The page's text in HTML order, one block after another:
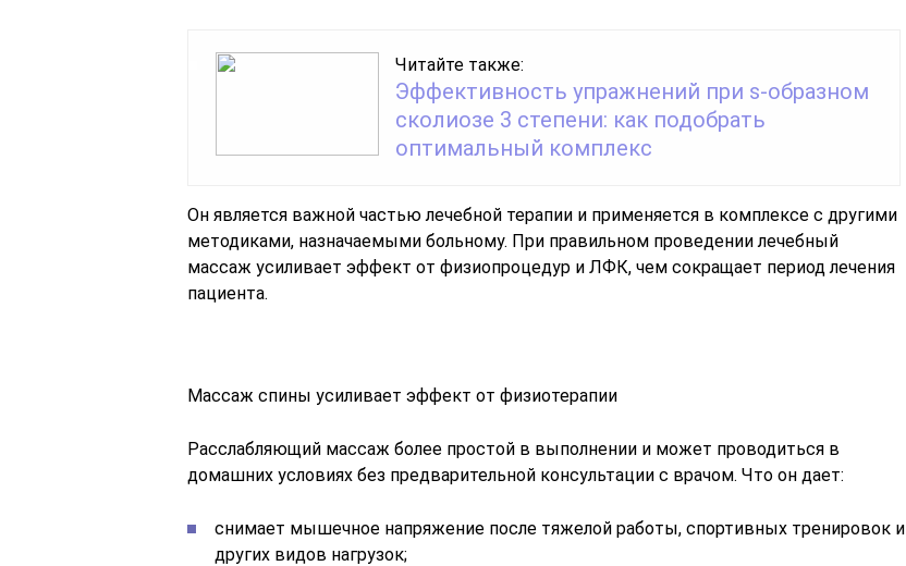
Читайте также:
Эффективность упражнений при s-образном
сколиозе 3 степени: как подобрать
оптимальный комплекс
Он является важной частью лечебной терапии и применяется в комплексе с другими
методиками, назначаемыми больному. При правильном проведении лечебный
массаж усиливает эффект от физиопроцедур и ЛФК, чем сокращает период лечения
пациента.
Массаж спины усиливает эффект от физиотерапии
Расслабляющий массаж более простой в выполнении и может проводиться в
домашних условиях без предварительной консультации с врачом. Что он дает:
снимает мышечное напряжение после тяжелой работы, спортивных тренировок и
других видов нагрузок;